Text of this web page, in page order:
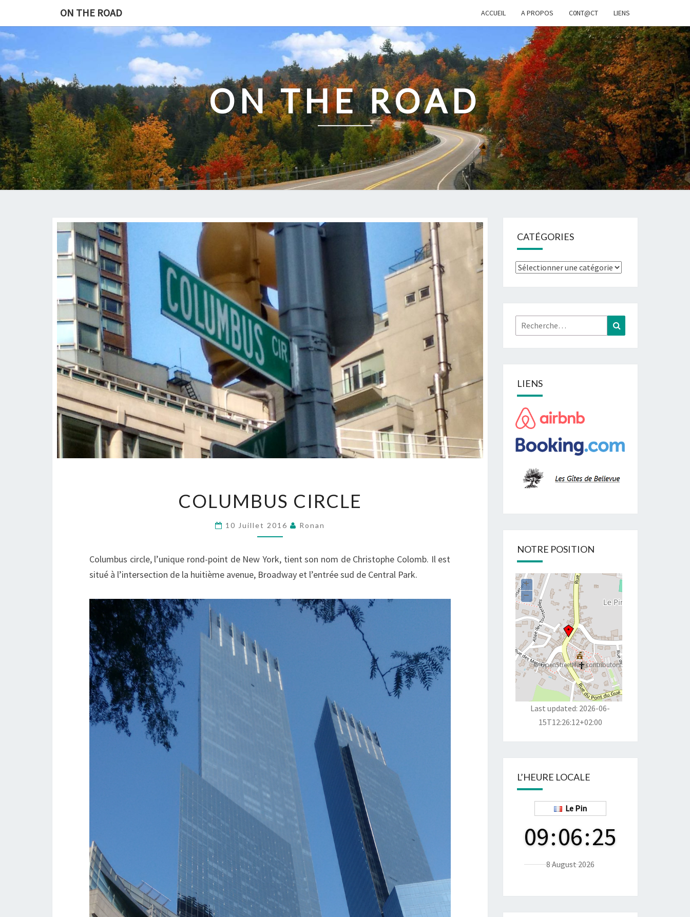
content
ON THE ROAD ACCUEIL A PROPOS C0NT@CT LIENS
ON THE ROAD
CIRCLE
COLUMBUS CIRCLE
10 Juillet 2016 Ronan
Columbus circle, l’unique rond-point de New York, tient son nom de Christophe Colomb. Il est
situé à l’intersection de la huitième avenue, Broadway et l’entrée sud de Central Park.
CATÉGORIES
Catégories
Rechercher :
LIENS
NOTRE POSITION
+
−
©OpenStreetMapcontributors
Last updated: 2026-06-
15T12:26:12+02:00
L’HEURE LOCALE
Le Pin
09:06:27
8 August 2026